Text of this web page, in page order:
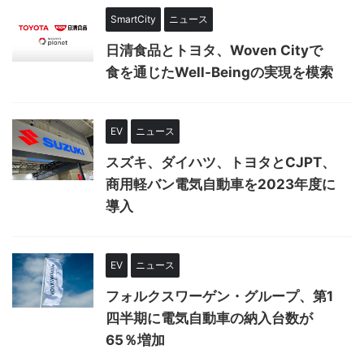
SmartCity ニュース
日清食品とトヨタ、Woven Cityで
食を通じたWell-Beingの実現を模索
EV ニュース
スズキ、ダイハツ、トヨタとCJPT、
商用軽バン電気自動車を2023年度に
導入
EV ニュース
フォルクスワーゲン・グループ、第1
四半期に電気自動車の納入台数が
65％増加